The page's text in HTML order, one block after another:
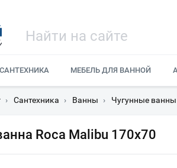
САНТЕХНИКА МЕБЕЛЬ ДЛЯ ВАННОЙ
› Сантехника › Ванны › Чугунные ванны
Roca Malibu 170x70